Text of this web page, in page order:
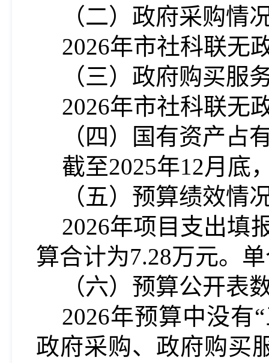
（二）政府采购情
2026年市社科联无
（三）政府购买服
2026年市社科联无
（四）国有资产占
截至2025年12月底
（五）预算绩效情
2026年项目支出填
算合计为7.28万元。
（六）预算公开表
2026年预算中没有
政府采购、政府购买